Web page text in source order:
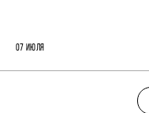
07 ИЮЛЯ